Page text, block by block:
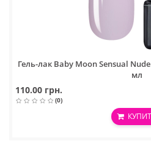
Гель-лак Baby Moon Sensual
мл
110.00 грн.
(0)